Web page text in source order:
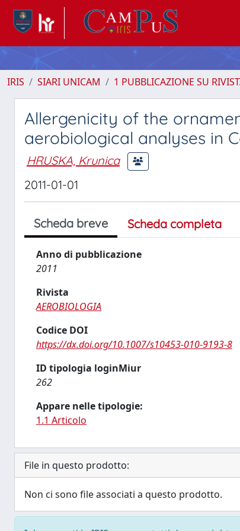
IRIS SIARI UNICAM 1 PUBBLICAZIONE SU
Allergenicity of the
aerobiological analyses in
HRUSKA, Krunica
2011-01-01
Scheda breve Scheda completa
Anno di pubblicazione
2011
Rivista
AEROBIOLOGIA
Codice DOI
https://dx.doi.org/10.1007/s10453-010-9193-8
ID tipologia loginMiur
262
Appare nelle tipologie:
1.1 Articolo
File in questo prodotto:
Non ci sono file associati a questo prodotto.